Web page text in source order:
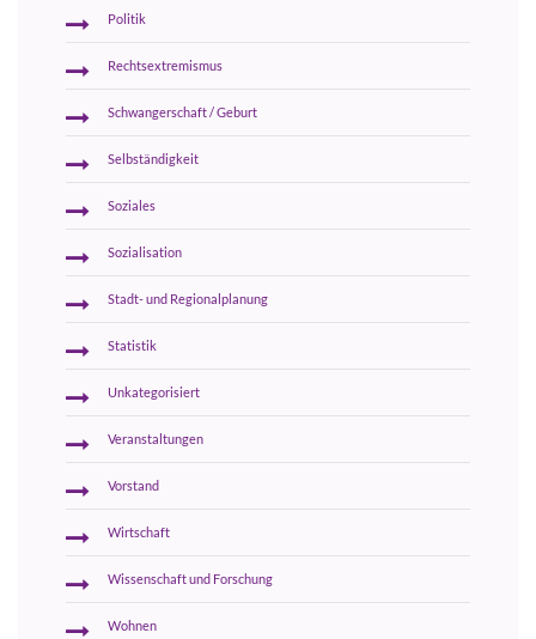
Politik
Rechtsextremismus
Schwangerschaft / Geburt
Selbständigkeit
Soziales
Sozialisation
Stadt- und Regionalplanung
Statistik
Unkategorisiert
Veranstaltungen
Vorstand
Wirtschaft
Wissenschaft und Forschung
Wohnen